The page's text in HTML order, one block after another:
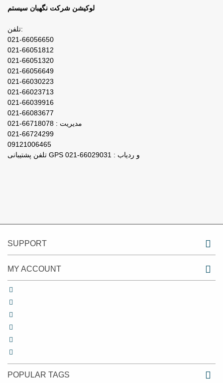
لوکیشن شرکت نگهبان سیستم
تلفن:
021-66056650
021-66051812
021-66051320
021-66056649
021-66030223
021-66023713
021-66039916
021-66083677
مدیریت : 66718078-021
021-66724299
09121006465
تلفن پشتیبانی GPS و ردیاب : 66029031-021
SUPPORT
MY ACCOUNT
POPULAR TAGS